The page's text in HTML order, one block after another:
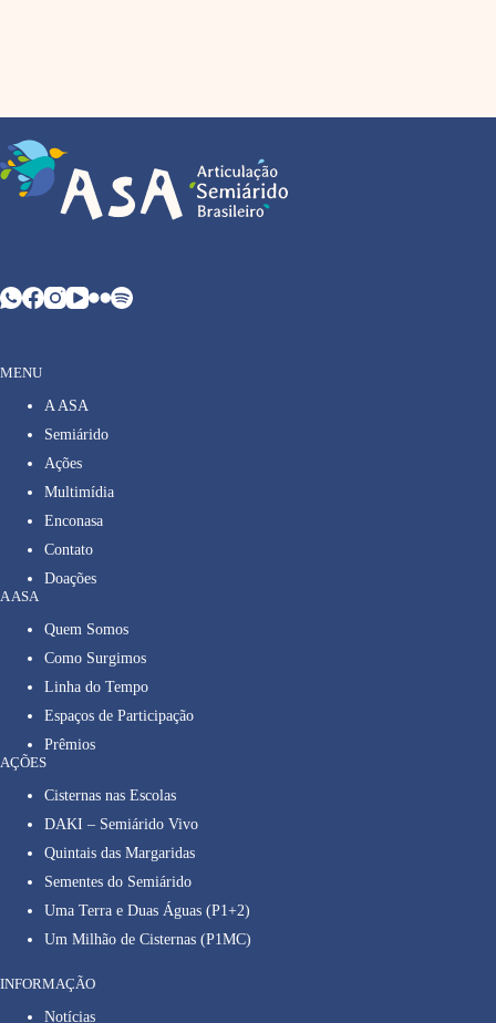
MENU
A ASA
Semiárido
Ações
Multimídia
Enconasa
Contato
Doações
A ASA
Quem Somos
Como Surgimos
Linha do Tempo
Espaços de Participação
Prêmios
AÇÕES
Cisternas nas Escolas
DAKI – Semiárido Vivo
Quintais das Margaridas
Sementes do Semiárido
Uma Terra e Duas Águas (P1+2)
Um Milhão de Cisternas (P1MC)
INFORMAÇÃO
Notícias